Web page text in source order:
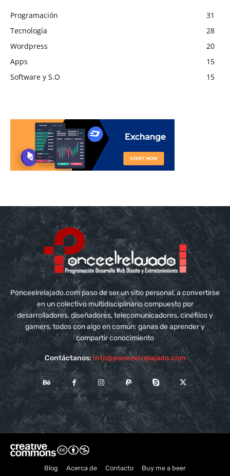
Programación
31
Tecnología
28
Wordpress
20
Apps
15
Software y S.O
15
Ponceelrelajado.com paso de ser un sitio personal, a convertirse
en un colectivo multidisciplinario compuesto por
desarrolladores, diseñadores, telecomunicadores, cinéfilos y
gamers, todos con algo en común: ganas de aprender y
compartir conocimiento
Contáctanos:info@ponceelrelajado.com
Blog Acerca de Contacto Buy me a beer